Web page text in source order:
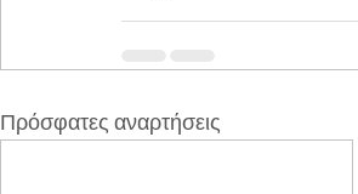
Πρόσφατες αναρτήσεις